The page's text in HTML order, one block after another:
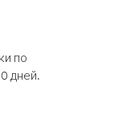
по
дней.